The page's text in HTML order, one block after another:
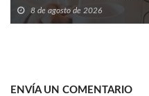
8 de agosto de 2026
ENVÍA UN COMENTARIO